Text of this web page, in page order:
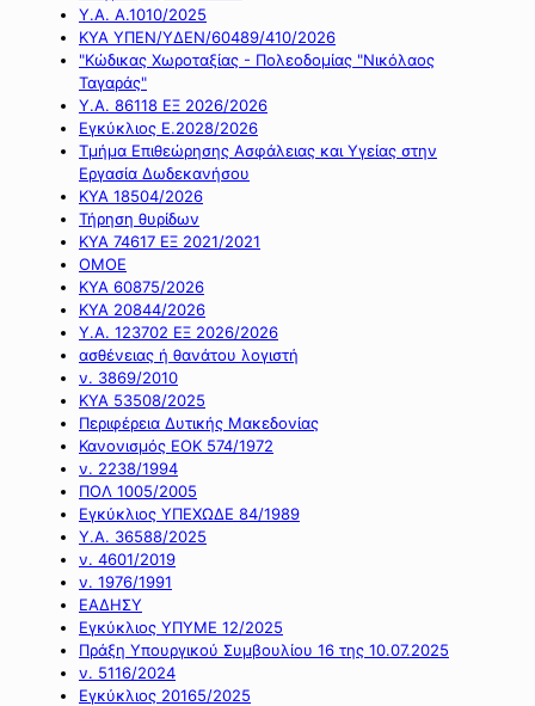
Υ.Α. Α.1010/2025
ΚΥΑ ΥΠΕΝ/ΥΔΕΝ/60489/410/2026
"Κώδικας Χωροταξίας - Πολεοδομίας "Νικόλαος
Ταγαράς"
Υ.Α. 86118 ΕΞ 2026/2026
Εγκύκλιος Ε.2028/2026
Τμήμα Επιθεώρησης Ασφάλειας και Υγείας στην
Εργασία Δωδεκανήσου
ΚΥΑ 18504/2026
Τήρηση θυρίδων
ΚΥΑ 74617 ΕΞ 2021/2021
ΟΜΟΕ
ΚΥΑ 60875/2026
ΚΥΑ 20844/2026
Υ.Α. 123702 ΕΞ 2026/2026
ασθένειας ή θανάτου λογιστή
ν. 3869/2010
ΚΥΑ 53508/2025
Περιφέρεια Δυτικής Μακεδονίας
Κανονισμός ΕΟΚ 574/1972
ν. 2238/1994
ΠΟΛ 1005/2005
Εγκύκλιος ΥΠΕΧΩΔΕ 84/1989
Υ.Α. 36588/2025
ν. 4601/2019
ν. 1976/1991
ΕΑΔΗΣΥ
Εγκύκλιος ΥΠΥΜΕ 12/2025
Πράξη Υπουργικού Συμβουλίου 16 της 10.07.2025
ν. 5116/2024
Εγκύκλιος 20165/2025